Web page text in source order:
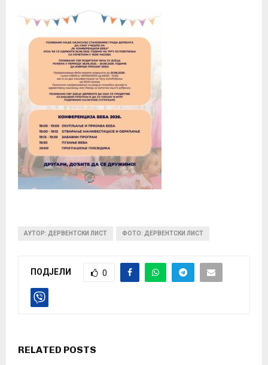
АУТОР: ДЕРВЕНТСКИ ЛИСТ ФОТО: ДЕРВЕНТСКИ ЛИСТ
ПОДЈЕЛИ 0
RELATED POSTS